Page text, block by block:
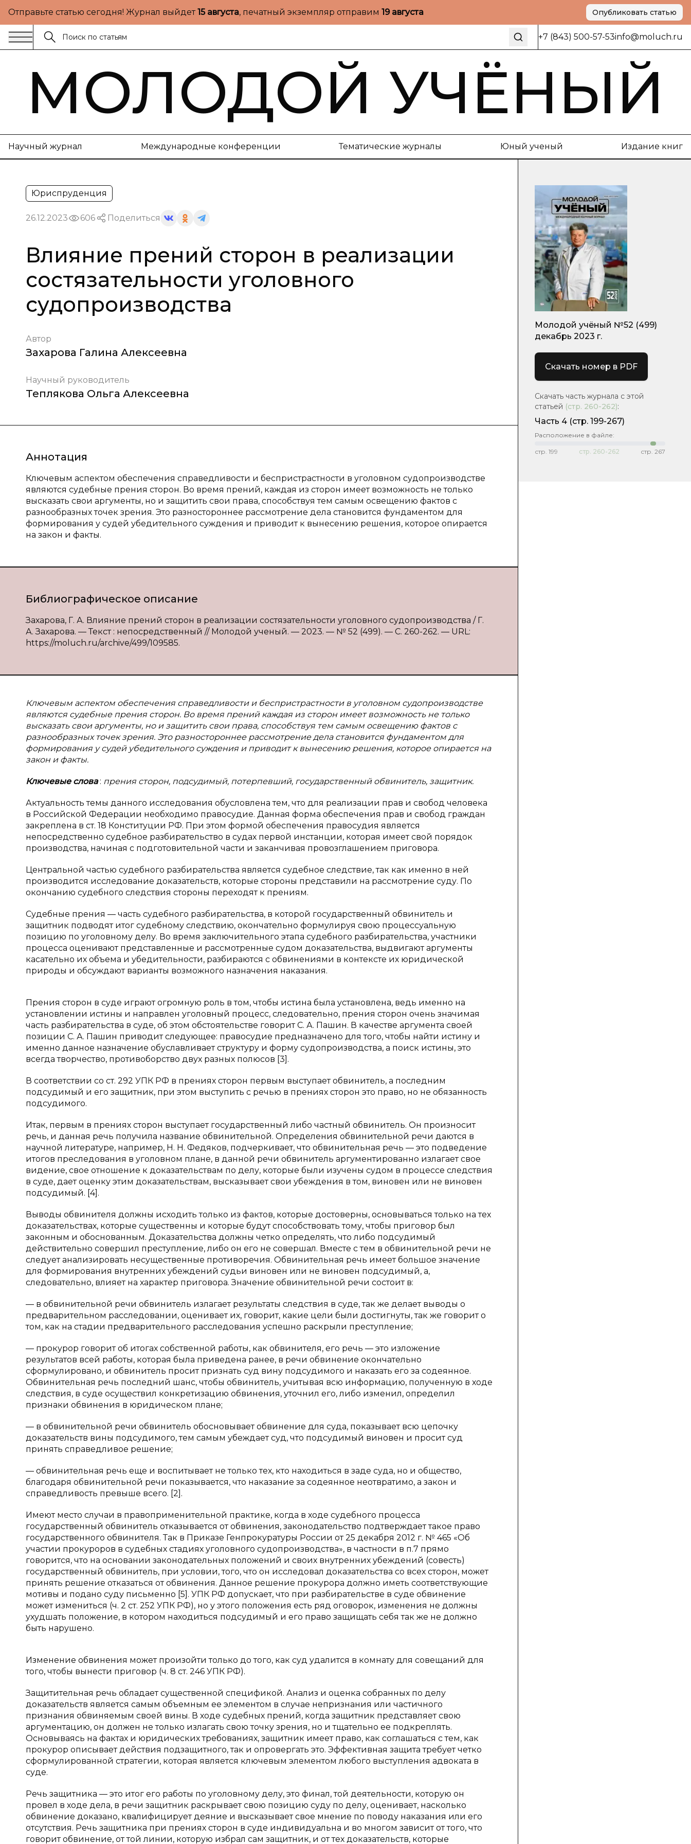
Отправьте статью сегодня! Журнал выйдет15 августа, печатный экземпляр отправим 19 августа Опубликовать статью
+7 (843) 500-57-53info@moluch.ru
МОЛОДОЙ УЧЁНЫЙ
Научный журнал Международные конференции Тематические журналы Юный ученый Издание книг
Юриспруденция
26.12.2023 606 Поделиться
Влияние прений сторон в реализации
состязательности уголовного
судопроизводства
Автор
Захарова Галина Алексеевна
Научный руководитель
Теплякова Ольга Алексеевна
Аннотация
Ключевым аспектом обеспечения справедливости и беспристрастности в уголовном судопроизводстве
являются судебные прения сторон. Во время прений, каждая из сторон имеет возможность не только
высказать свои аргументы, но и защитить свои права, способствуя тем самым освещению фактов с
разнообразных точек зрения. Это разностороннее рассмотрение дела становится фундаментом для
формирования у судей убедительного суждения и приводит к вынесению решения, которое опирается
на закон и факты.
Библиографическое описание
Захарова, Г. А. Влияние прений сторон в реализации состязательности уголовного судопроизводства / Г.
А. Захарова. — Текст : непосредственный // Молодой ученый. — 2023. — № 52 (499). — С. 260-262. — URL:
https://moluch.ru/archive/499/109585.
Ключевым аспектом обеспечения справедливости и беспристрастности в уголовном судопроизводстве
являются судебные прения сторон. Во время прений каждая из сторон имеет возможность не только
высказать свои аргументы, но и защитить свои права, способствуя тем самым освещению фактов с
разнообразных точек зрения. Это разностороннее рассмотрение дела становится фундаментом для
формирования у судей убедительного суждения и приводит к вынесению решения, которое опирается на
закон и факты.
Ключевые слова: прения сторон, подсудимый, потерпевший, государственный обвинитель, защитник.
Актуальность темы данного исследования обусловлена тем, что для реализации прав и свобод человека
в Российской Федерации необходимо правосудие. Данная форма обеспечения прав и свобод граждан
закреплена в ст. 18 Конституции РФ. При этом формой обеспечения правосудия является
непосредственно судебное разбирательство в судах первой инстанции, которая имеет свой порядок
производства, начиная с подготовительной части и заканчивая провозглашением приговора.
Центральной частью судебного разбирательства является судебное следствие, так как именно в ней
производится исследование доказательств, которые стороны представили на рассмотрение суду. По
окончанию судебного следствия стороны переходят к прениям.
Судебные прения — часть судебного разбирательства, в которой государственный обвинитель и
защитник подводят итог судебному следствию, окончательно формулируя свою процессуальную
позицию по уголовному делу. Во время заключительного этапа судебного разбирательства, участники
процесса оценивают представленные и рассмотренные судом доказательства, выдвигают аргументы
касательно их объема и убедительности, разбираются с обвинениями в контексте их юридической
природы и обсуждают варианты возможного назначения наказания.
Прения сторон в суде играют огромную роль в том, чтобы истина была установлена, ведь именно на
установлении истины и направлен уголовный процесс, следовательно, прения сторон очень значимая
часть разбирательства в суде, об этом обстоятельстве говорит С. А. Пашин. В качестве аргумента своей
позиции С. А. Пашин приводит следующее: правосудие предназначено для того, чтобы найти истину и
именно данное назначение обуславливает структуру и форму судопроизводства, а поиск истины, это
всегда творчество, противоборство двух разных полюсов [3].
В соответствии со ст. 292 УПК РФ в прениях сторон первым выступает обвинитель, а последним
подсудимый и его защитник, при этом выступить с речью в прениях сторон это право, но не обязанность
подсудимого.
Итак, первым в прениях сторон выступает государственный либо частный обвинитель. Он произносит
речь, и данная речь получила название обвинительной. Определения обвинительной речи даются в
научной литературе, например, Н. Н. Федяков, подчеркивает, что обвинительная речь — это подведение
итогов преследования в уголовном плане, в данной речи обвинитель аргументированно излагает свое
видение, свое отношение к доказательствам по делу, которые были изучены судом в процессе следствия
в суде, дает оценку этим доказательствам, высказывает свои убеждения в том, виновен или не виновен
подсудимый. [4].
Выводы обвинителя должны исходить только из фактов, которые достоверны, основываться только на тех
доказательствах, которые существенны и которые будут способствовать тому, чтобы приговор был
законным и обоснованным. Доказательства должны четко определять, что либо подсудимый
действительно совершил преступление, либо он его не совершал. Вместе с тем в обвинительной речи не
следует анализировать несущественные противоречия. Обвинительная речь имеет большое значение
для формирования внутренних убеждений судьи виновен или не виновен подсудимый, а,
следовательно, влияет на характер приговора. Значение обвинительной речи состоит в:
— в обвинительной речи обвинитель излагает результаты следствия в суде, так же делает выводы о
предварительном расследовании, оценивает их, говорит, какие цели были достигнуты, так же говорит о
том, как на стадии предварительного расследования успешно раскрыли преступление;
— прокурор говорит об итогах собственной работы, как обвинителя, его речь — это изложение
результатов всей работы, которая была приведена ранее, в речи обвинение окончательно
сформулировано, и обвинитель просит признать суд вину подсудимого и наказать его за содеянное.
Обвинительная речь последний шанс, чтобы обвинитель, учитывая всю информацию, полученную в ходе
следствия, в суде осуществил конкретизацию обвинения, уточнил его, либо изменил, определил
признаки обвинения в юридическом плане;
— в обвинительной речи обвинитель обосновывает обвинение для суда, показывает всю цепочку
доказательств вины подсудимого, тем самым убеждает суд, что подсудимый виновен и просит суд
принять справедливое решение;
— обвинительная речь еще и воспитывает не только тех, кто находиться в заде суда, но и общество,
благодаря обвинительной речи показывается, что наказание за содеянное неотвратимо, а закон и
справедливость превыше всего. [2].
Имеют место случаи в правоприменительной практике, когда в ходе судебного процесса
государственный обвинитель отказывается от обвинения, законодательство подтверждает такое право
государственного обвинителя. Так в Приказе Генпрокуратуры России от 25 декабря 2012 г. № 465 «Об
участии прокуроров в судебных стадиях уголовного судопроизводства», в частности в п.7 прямо
говорится, что на основании законодательных положений и своих внутренних убеждений (совесть)
государственный обвинитель, при условии, того, что он исследовал доказательства со всех сторон, может
принять решение отказаться от обвинения. Данное решение прокурора должно иметь соответствующие
мотивы и подано суду письменно [5]. УПК РФ допускает, что при разбирательстве в суде обвинение
может измениться (ч. 2 ст. 252 УПК РФ), но у этого положения есть ряд оговорок, изменения не должны
ухудшать положение, в котором находиться подсудимый и его право защищать себя так же не должно
быть нарушено.
Изменение обвинения может произойти только до того, как суд удалится в комнату для совещаний для
того, чтобы вынести приговор (ч. 8 ст. 246 УПК РФ).
Защитительная речь обладает существенной спецификой. Анализ и оценка собранных по делу
доказательств является самым объемным ее элементом в случае непризнания или частичного
признания обвиняемым своей вины. В ходе судебных прений, когда защитник представляет свою
аргументацию, он должен не только излагать свою точку зрения, но и тщательно ее подкреплять.
Основываясь на фактах и юридических требованиях, защитник имеет право, как соглашаться с тем, как
прокурор описывает действия подзащитного, так и опровергать это. Эффективная защита требует четко
сформулированной стратегии, которая является ключевым элементом любого выступления адвоката в
суде.
Речь защитника — это итог его работы по уголовному делу, это финал, той деятельности, которую он
провел в ходе дела, в речи защитник раскрывает свою позицию суду по делу, оценивает, насколько
обвинение доказано, квалифицирует деяние и высказывает свое мнение по поводу наказания или его
отсутствия. Речь защитника при прениях сторон в суде индивидуальна и во многом зависит от того, что
говорит обвинение, от той линии, которую избрал сам защитник, и от тех доказательств, которые
Молодой учёный №52 (499)
декабрь 2023 г.
Скачать номер в PDF
Скачать часть журнала с этой
статьей (стр. 260-262):
Часть 4 (стр. 199-267)
Расположение в файле:
стр. 199 стр. 260-262 стр. 267